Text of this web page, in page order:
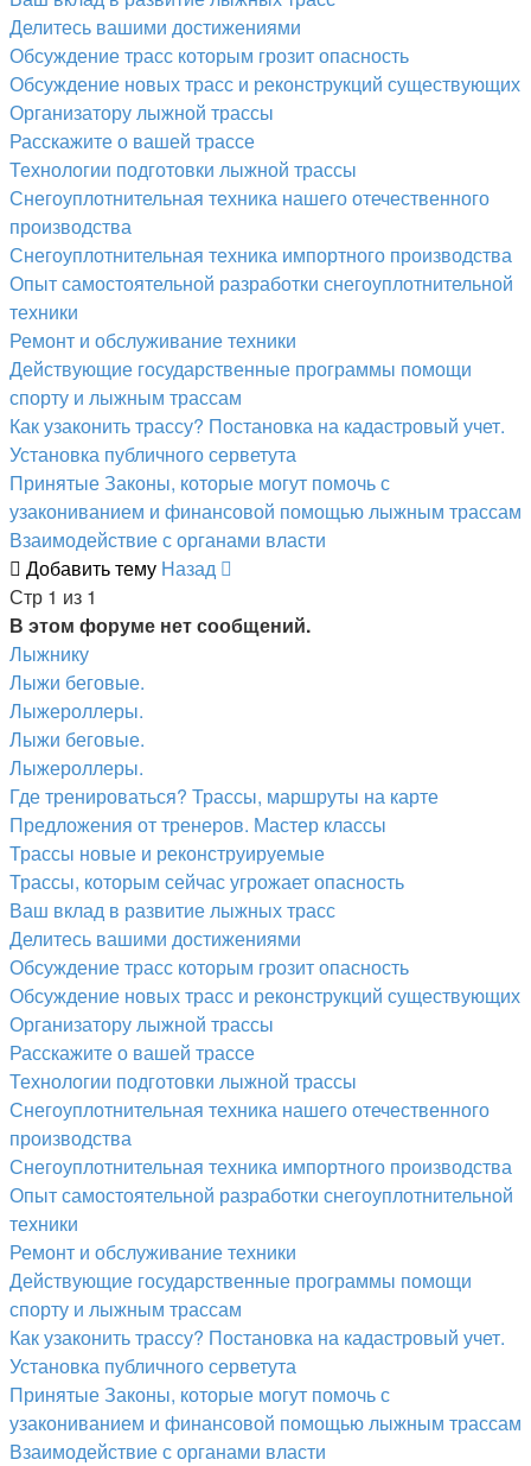
Делитесь вашими достижениями
Обсуждение трасс которым грозит опасность
Обсуждение новых трасс и реконструкций существующих
Организатору лыжной трассы
Расскажите о вашей трассе
Технологии подготовки лыжной трассы
Снегоуплотнительная техника нашего отечественного
производства
Снегоуплотнительная техника импортного производства
Опыт самостоятельной разработки снегоуплотнительной
техники
Ремонт и обслуживание техники
Действующие государственные программы помощи
спорту и лыжным трассам
Как узаконить трассу? Постановка на кадастровый учет.
Установка публичного серветута
Принятые Законы, которые могут помочь с
узакониванием и финансовой помощью лыжным трассам
Взаимодействие с органами власти
Добавить тему Назад
Стр 1 из 1
В этом форуме нет сообщений.
Лыжнику
Лыжи беговые.
Лыжероллеры.
Лыжи беговые.
Лыжероллеры.
Где тренироваться? Трассы, маршруты на карте
Предложения от тренеров. Мастер классы
Трассы новые и реконструируемые
Трассы, которым сейчас угрожает опасность
Ваш вклад в развитие лыжных трасс
Делитесь вашими достижениями
Обсуждение трасс которым грозит опасность
Обсуждение новых трасс и реконструкций существующих
Организатору лыжной трассы
Расскажите о вашей трассе
Технологии подготовки лыжной трассы
Снегоуплотнительная техника нашего отечественного
производства
Снегоуплотнительная техника импортного производства
Опыт самостоятельной разработки снегоуплотнительной
техники
Ремонт и обслуживание техники
Действующие государственные программы помощи
спорту и лыжным трассам
Как узаконить трассу? Постановка на кадастровый учет.
Установка публичного серветута
Принятые Законы, которые могут помочь с
узакониванием и финансовой помощью лыжным трассам
Взаимодействие с органами власти